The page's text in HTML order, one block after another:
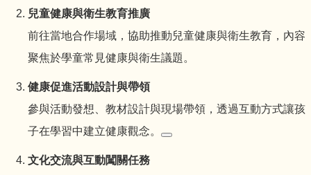
兒童健康與衛生教育推廣
前往當地合作場域，協助推動兒童健康與衛生教育，內容
聚焦於學童常見健康與衛生議題。
健康促進活動設計與帶領
參與活動發想、教材設計與現場帶領，透過互動方式讓孩
子在學習中建立健康觀念。
文化交流與互動闖關任務